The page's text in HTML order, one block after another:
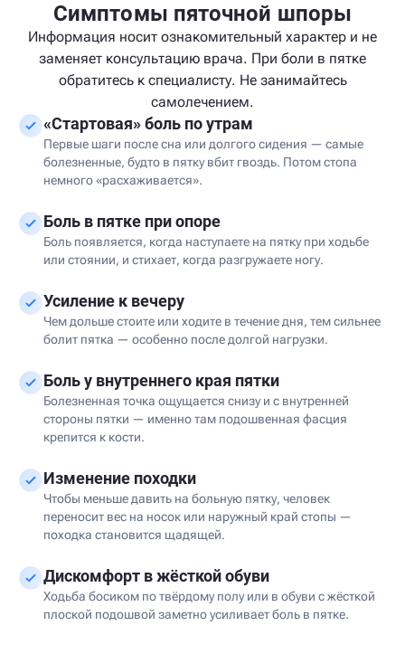
Симптомы пяточной шпоры
Информация носит ознакомительный характер и не
заменяет консультацию врача. При боли в пятке
обратитесь к специалисту. Не занимайтесь
самолечением.
«Стартовая» боль по утрам
Первые шаги после сна или долгого сидения — самые
болезненные, будто в пятку вбит гвоздь. Потом стопа
немного «расхаживается».
Боль в пятке при опоре
Боль появляется, когда наступаете на пятку при ходьбе
или стоянии, и стихает, когда разгружаете ногу.
Усиление к вечеру
Чем дольше стоите или ходите в течение дня, тем сильнее
болит пятка — особенно после долгой нагрузки.
Боль у внутреннего края пятки
Болезненная точка ощущается снизу и с внутренней
стороны пятки — именно там подошвенная фасция
крепится к кости.
Изменение походки
Чтобы меньше давить на больную пятку, человек
переносит вес на носок или наружный край стопы —
походка становится щадящей.
Дискомфорт в жёсткой обуви
Ходьба босиком по твёрдому полу или в обуви с жёсткой
плоской подошвой заметно усиливает боль в пятке.